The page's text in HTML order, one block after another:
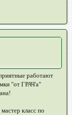
работают
"от ГРАЧ'а"
класс по